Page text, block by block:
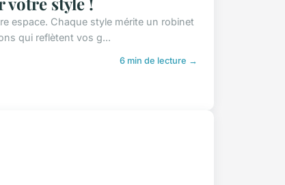
espace. Chaque style mérite un robinet
qui reflètent vos g...
6 min de lecture →